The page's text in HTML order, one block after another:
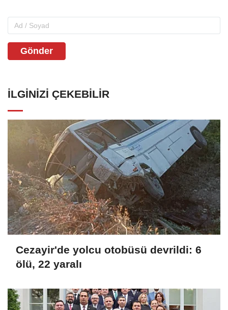
Gönder
İLGINIZI ÇEKEBILIR
Cezayir'de yolcu otobüsü devrildi: 6
ölü, 22 yaralı